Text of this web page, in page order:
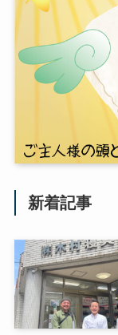
新着記事